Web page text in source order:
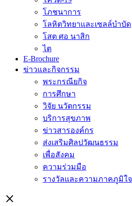
โภชนาการ
โลหิตวิทยาและเซลล์บำบัด
โสต ศอ นาสิก
ไต
E-Brochure
ข่าวและกิจกรรม
พระกรณียกิจ
การศึกษา
วิจัย นวัตกรรม
บริการสุขภาพ
ข่าวสารองค์กร
ส่งเสริมศิลปวัฒนธรรม
เพื่อสังคม
ความร่วมมือ
รางวัลและความภาคภูมิใจ